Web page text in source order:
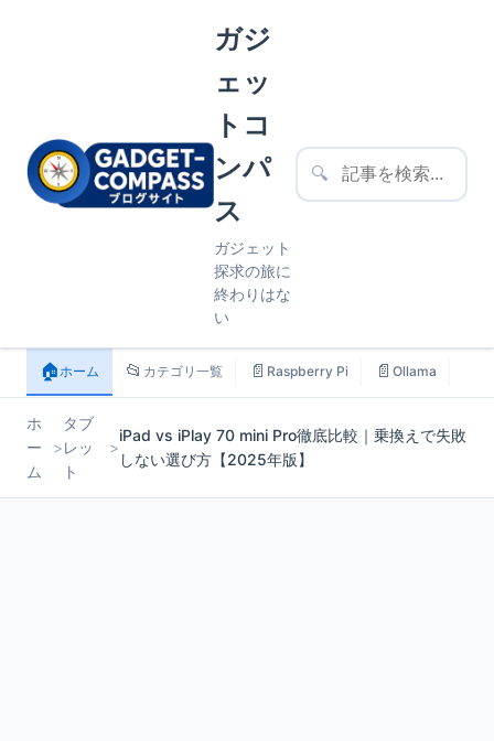
ガジ
ェッ
トコ
ンパ
ス
ガジェット
探求の旅に
終わりはな
い
🔍
🏠ホーム 📂 カテゴリ一覧 📄 Raspberry Pi 📄 Ollama
ホ
ー
ム
>
タブ
レッ
ト
>
iPad vs iPlay 70 mini Pro徹底比較｜乗換えで失敗
しない選び方【2025年版】